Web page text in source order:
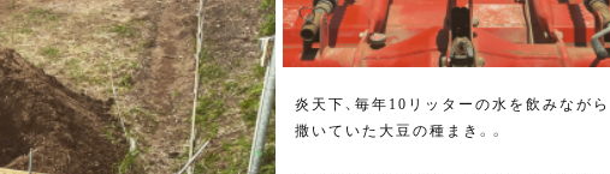
炎天下、毎年10リッターの水を飲みながら
撒いていた大豆の種まき。。